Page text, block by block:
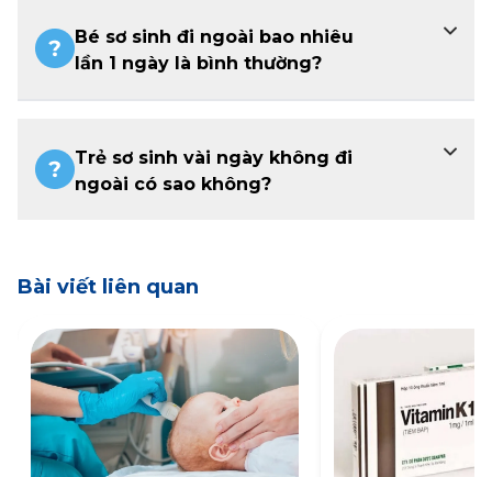
Bé sơ sinh đi ngoài bao nhiêu
lần 1 ngày là bình thường?
Trẻ sơ sinh vài ngày không đi
ngoài có sao không?
Bài viết liên quan